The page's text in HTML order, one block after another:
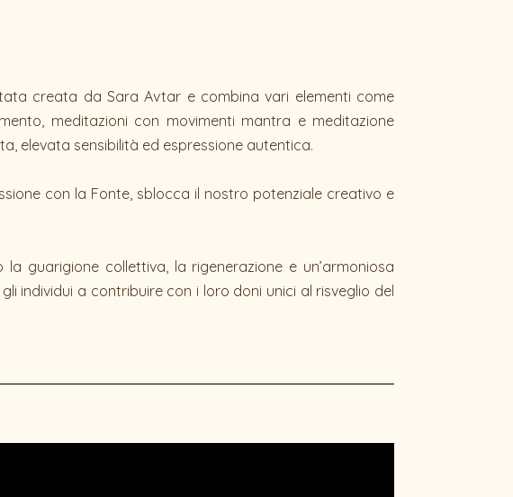
creata da Sara Avtar e combina vari elementi come
meditazioni con movimenti mantra e meditazione
elevata sensibilità ed espressione autentica.
con la Fonte, sblocca il nostro potenziale creativo e
guarigione collettiva, la rigenerazione e un’armoniosa
individui a contribuire con i loro doni unici al risveglio del